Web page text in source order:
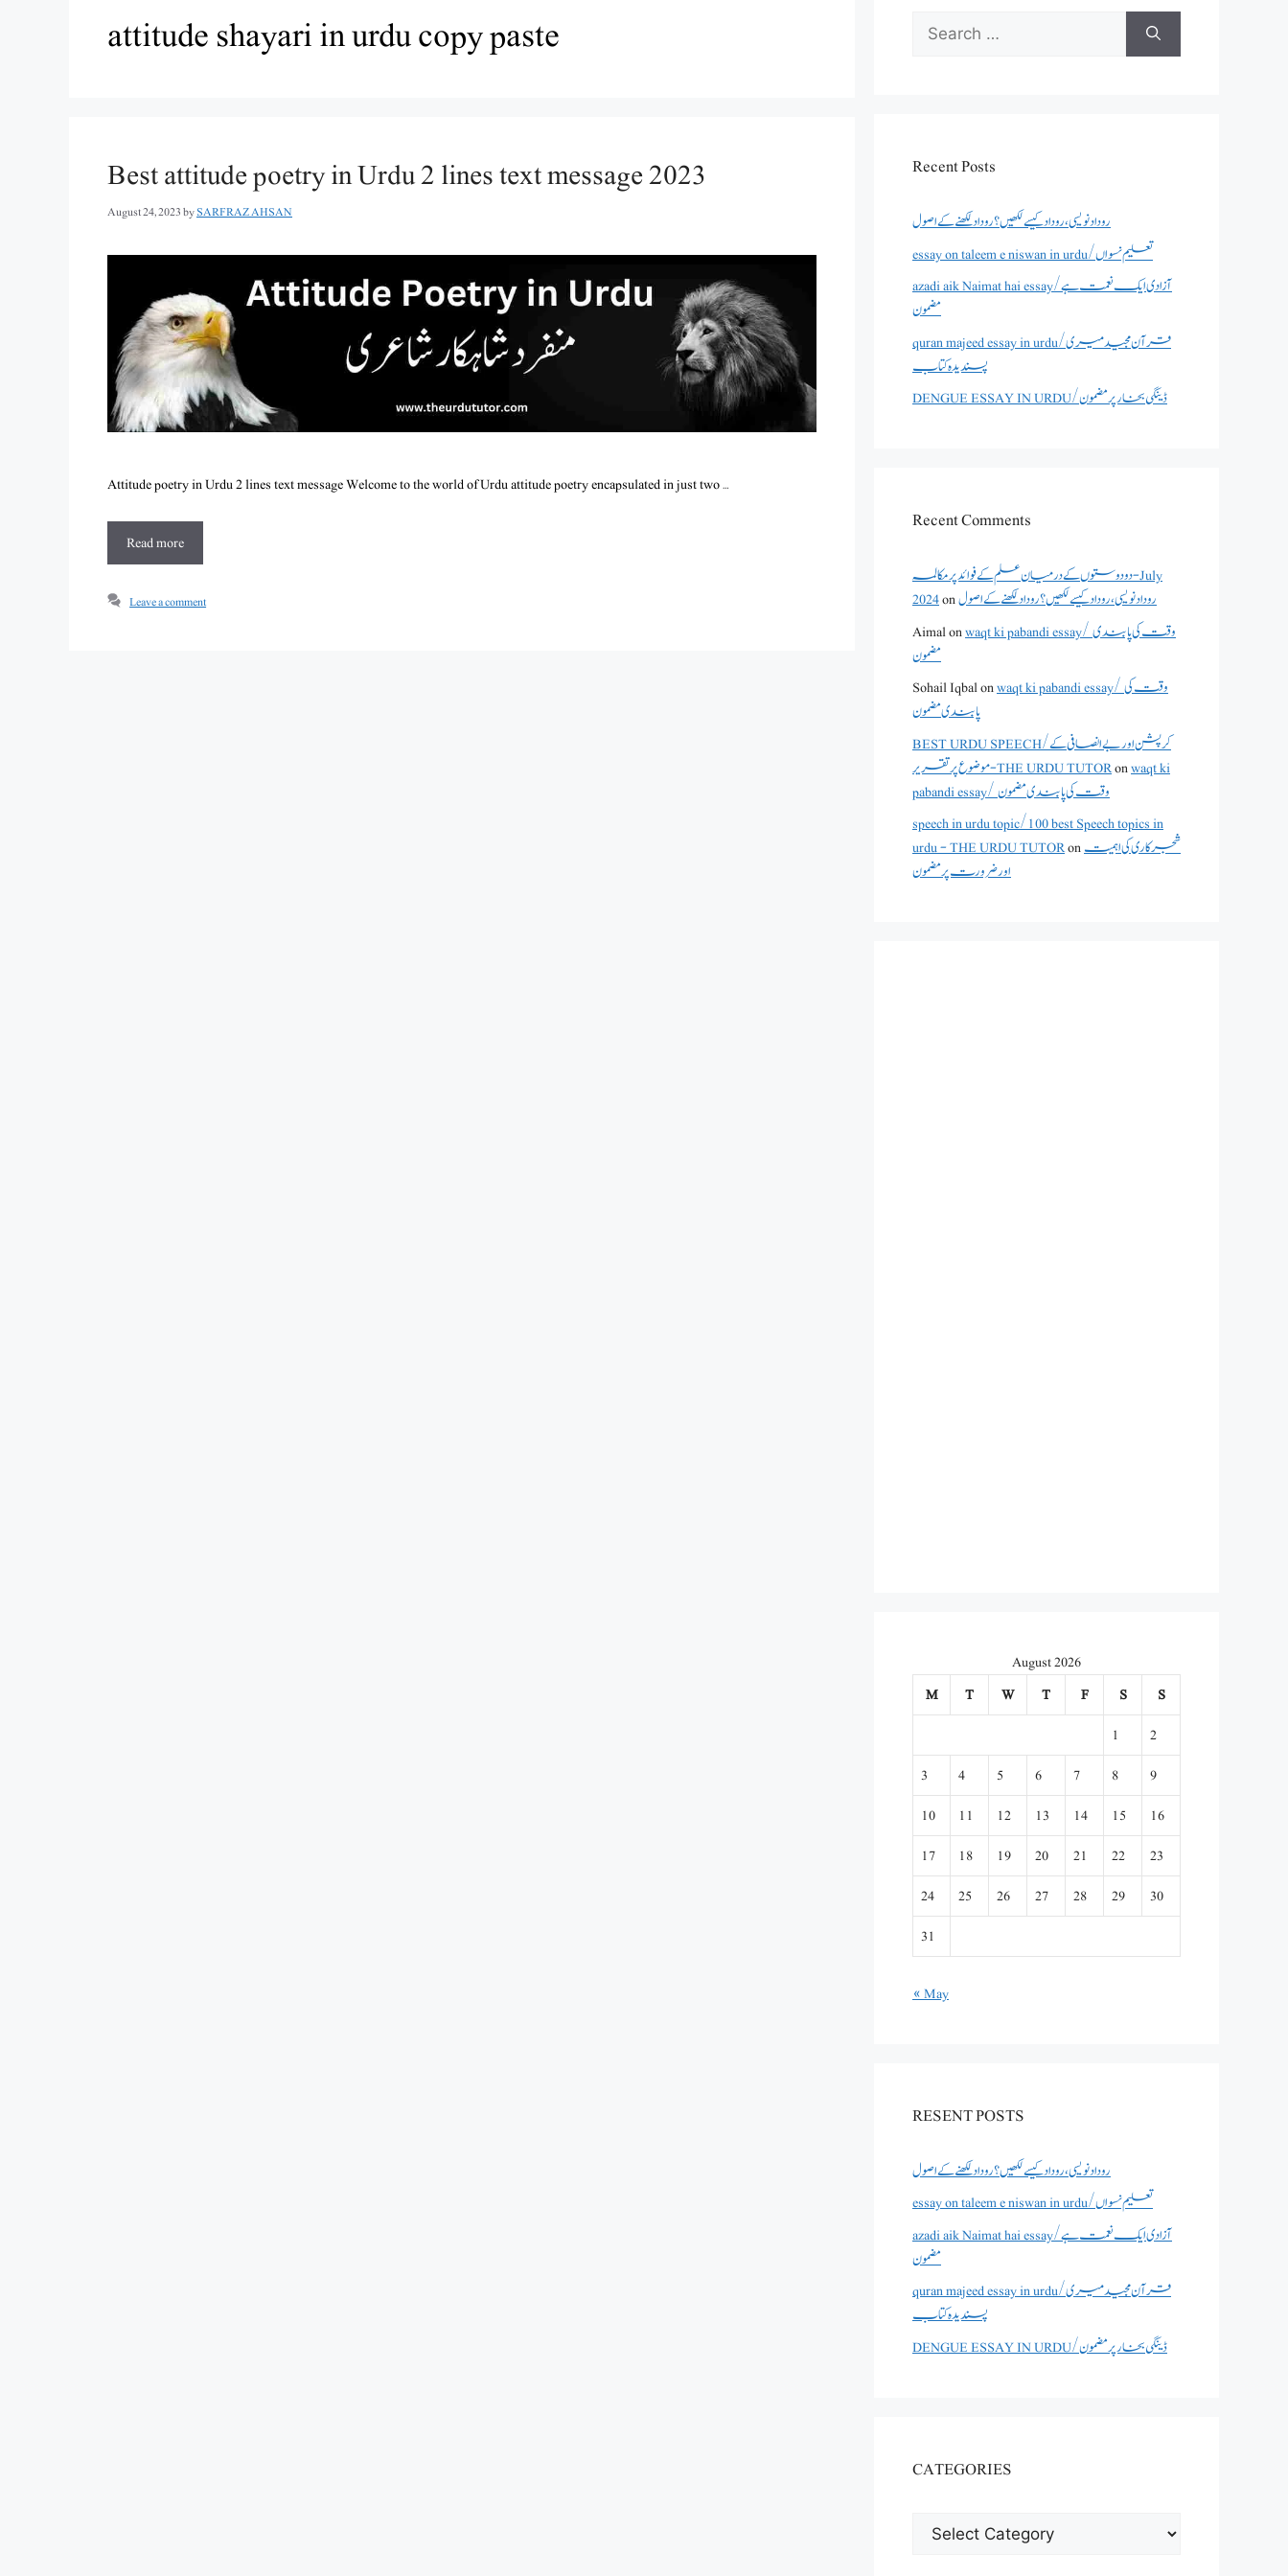
attitude shayari in urdu copy paste
Best attitude poetry in Urdu 2 lines text message 2023
August 24, 2023bySARFRAZ AHSAN
Attitude poetry in Urdu 2 lines text message Welcome to the world of Urdu attitude poetry encapsulated in just two …
Read more
Leave a comment
Search
for:
Recent Posts
روداد نویسی ،روداد کیسے لکھیں؟ روداد لکھنے کے اصول
essay on taleem e niswan in urdu/تعلیم نسواں
azadi aik Naimat hai essay/آزادی ایک نعمت ہے
مضمون
quran majeed essay in urdu/قرآن مجید میری
پسندیدہ کتاب
DENGUE ESSAY IN URDU/ڈینگی بخار پر مضمون
Recent Comments
دو دوستوں کے درمیان علم کے فوائد پر مکالمہ - July
2024onروداد نویسی ،روداد کیسے لکھیں؟ روداد لکھنے کے اصول
Aimalonwaqt ki pabandi essay/ وقت کی پابندی
مضمون
Sohail Iqbalonwaqt ki pabandi essay/ وقت کی
پابندی مضمون
BEST URDU SPEECH/کرپشن اور بے انصافی کے
موضوع پر تقریر - THE URDU TUTORonwaqt ki
pabandi essay/ وقت کی پابندی مضمون
speech in urdu topic/100 best Speech topics in
urdu - THE URDU TUTORonشجرکاری کی اہمیت
اور ضرورت پر مضمون
August 2026
M
T W T F S
S
1
2
3
4 5 6 7 8
9
10
11 12 13 14 15
16
17
18 19 20 21 22
23
24
25 26 27 28 29
30
31
« May
RESENT POSTS
روداد نویسی ،روداد کیسے لکھیں؟ روداد لکھنے کے اصول
essay on taleem e niswan in urdu/تعلیم نسواں
azadi aik Naimat hai essay/آزادی ایک نعمت ہے
مضمون
quran majeed essay in urdu/قرآن مجید میری
پسندیدہ کتاب
DENGUE ESSAY IN URDU/ڈینگی بخار پر مضمون
CATEGORIES
CATEGORIES